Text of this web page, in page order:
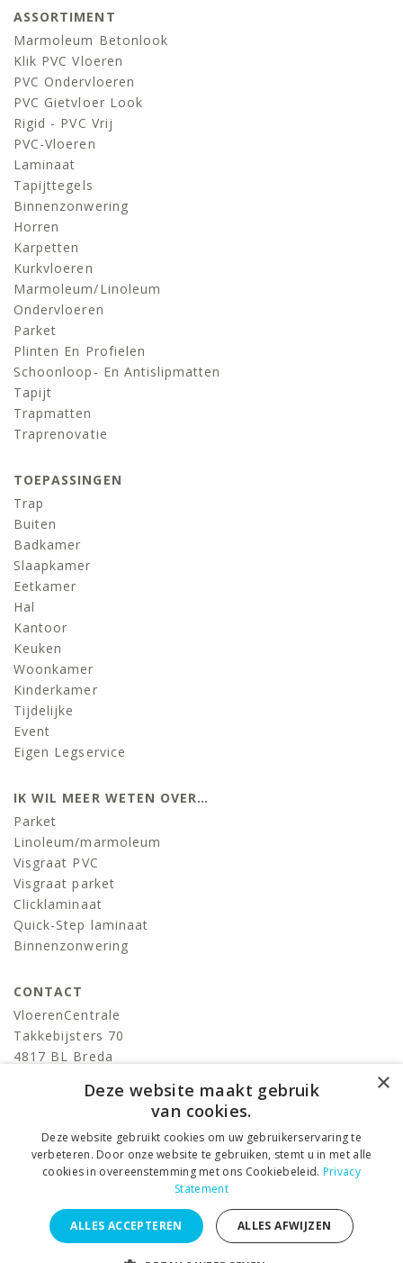
ASSORTIMENT
Marmoleum Betonlook
Klik PVC Vloeren
PVC Ondervloeren
PVC Gietvloer Look
Rigid - PVC Vrij
PVC-Vloeren
Laminaat
Tapijttegels
Binnenzonwering
Horren
Karpetten
Kurkvloeren
Marmoleum/linoleum
Ondervloeren
Parket
Plinten En Profielen
Schoonloop- En Antislipmatten
Tapijt
Trapmatten
Traprenovatie
TOEPASSINGEN
Trap
Buiten
Badkamer
Slaapkamer
Eetkamer
Hal
Kantoor
Keuken
Woonkamer
Kinderkamer
Tijdelijke
Event
Eigen Legservice
IK WIL MEER WETEN OVER…
Parket
Linoleum/marmoleum
Visgraat PVC
Visgraat parket
Clicklaminaat
Quick-Step laminaat
Binnenzonwering
CONTACT
VloerenCentrale
Takkebijsters 70
4817 BL Breda
info@devloerencentrale.nl
volg ons
VloerenCentrale © 2026 ALL RIGHTS RESERVED. –Privacy
Statement –Algemene voorwaarden
×
Deze website maakt gebruik
van cookies.
Deze website gebruikt cookies om uw gebruikerservaring te
verbeteren. Door onze website te gebruiken, stemt u in met alle
cookies in overeenstemming met ons Cookiebeleid. Privacy
Statement
ALLES ACCEPTEREN ALLES AFWIJZEN